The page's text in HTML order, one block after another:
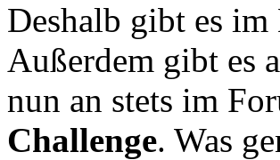
Deshalb gibt es
Außerdem gibt es
nun an stets im
Challenge. Was